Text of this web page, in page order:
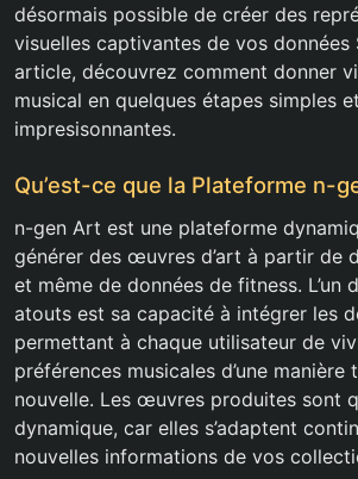
désormais possible de créer des
visuelles captivantes de vos données
article, découvrez comment donner
musical en quelques étapes simples et
impresisonnantes.
Qu’est-ce que la Plateforme n-
n-gen Art est une plateforme
générer des œuvres d’art à partir de
et même de données de fitness. L’un
atouts est sa capacité à intégrer les
permettant à chaque utilisateur de
préférences musicales d’une manière
nouvelle. Les œuvres produites sont
dynamique, car elles s’adaptent
nouvelles informations de vos